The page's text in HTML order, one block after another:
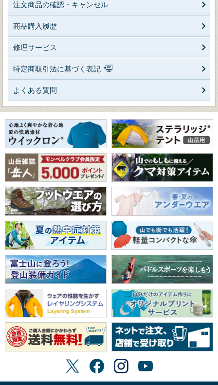
注文商品の確認・キャンセル
商品購入履歴
修理サービス
特定商取引法に基づく表記
よくある質問